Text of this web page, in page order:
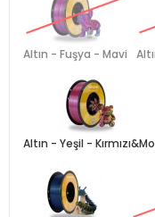
Altın - Fuşya - Mavi
Altın - Yeşil -